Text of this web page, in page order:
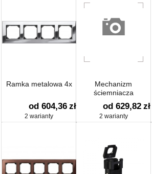
Ramka metalowa 4x
od 604,36 zł
2 warianty
Mechanizm
ściemniacza
uniwersalnego
od 629,82 zł
2 warianty